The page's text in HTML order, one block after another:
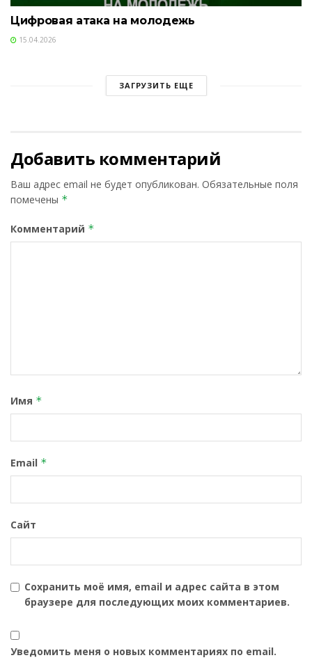
Цифровая атака на молодежь
15.04.2026
ЗАГРУЗИТЬ ЕЩЕ
Добавить комментарий
Ваш адрес email не будет опубликован. Обязательные поля
помечены *
Комментарий *
Имя *
Email *
Сайт
Сохранить моё имя, email и адрес сайта в этом
браузере для последующих моих комментариев.
Уведомить меня о новых комментариях по email.